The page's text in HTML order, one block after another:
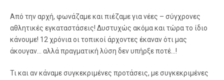
Από την αρχή, φωνάζαμε και πιέζαμε για νέες – σύγχρονες
αθλητικές εγκαταστάσεις! Δυστυχώς ακόμα και τώρα το ίδιο
κάνουμε! 12 χρόνια οι τοπικοί άρχοντες έκαναν ότι μας
άκουγαν… αλλά πραγματική λύση δεν υπήρξε ποτέ…!
Τι και αν κάναμε συγκεκριμένες προτάσεις, με συγκεκριμένες